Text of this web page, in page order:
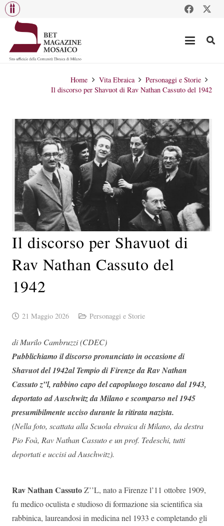
Home Vita Ebraica
Personaggi e Storie
Il discorso per Shavuot di Rav Nathan Cassuto del 1942
Il discorso per Shavuot di
Rav Nathan Cassuto del
1942
21 Maggio 2026 Personaggi e Storie
di Murilo Cambruzzi (CDEC)
Pubblichiamo il discorso pronunciato in occasione di
Shavuot del 1942al Tempio di Firenze da Rav Nathan
Cassuto z”l, rabbino capo del capopluogo toscano dal 1943,
deportato ad Auschwitz da Milano e scomparso nel 1945
presumibilmente ucciso durante la ritirata nazista.
(Nella foto, scattata alla Scuola ebraica di Milano, da destra
Pio Foà, Rav Nathan Cassuto e un prof. Tedeschi, tutti
deportati e uccisi ad Auschwitz).
Rav Nathan CassutoZ’’L, nato a Firenze l’11 ottobre 1909,
fu medico oculista e studioso di formazione sia scientifica sia
rabbinica, laureandosi in medicina nel 1933 e completando gli